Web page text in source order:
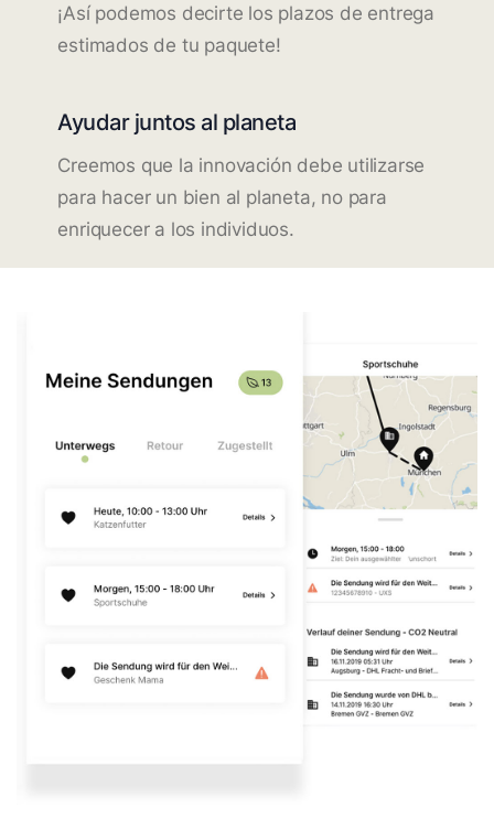
¡Así podemos decirte los plazos de entrega
estimados de tu paquete!
Ayudar juntos al planeta
Creemos que la innovación debe utilizarse
para hacer un bien al planeta, no para
enriquecer a los individuos.